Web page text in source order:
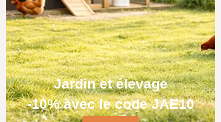
Jardin et élevage
-10% avec le code JAE10